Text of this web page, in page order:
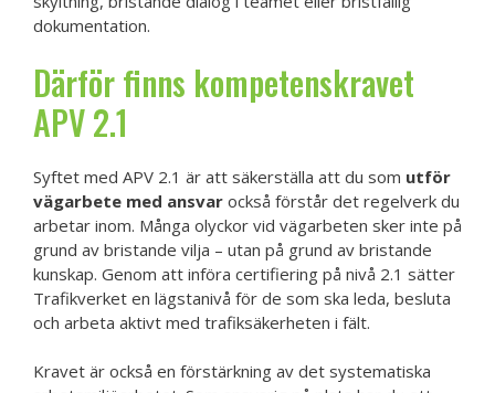
dokumentation.
Därför finns kompetenskravet
APV 2.1
Syftet med APV 2.1 är att säkerställa att du som utför
vägarbete med ansvar också förstår det regelverk du
arbetar inom. Många olyckor vid vägarbeten sker inte på
grund av bristande vilja – utan på grund av bristande
kunskap. Genom att införa certifiering på nivå 2.1 sätter
Trafikverket en lägstanivå för de som ska leda, besluta
och arbeta aktivt med trafiksäkerheten i fält.
Kravet är också en förstärkning av det systematiska